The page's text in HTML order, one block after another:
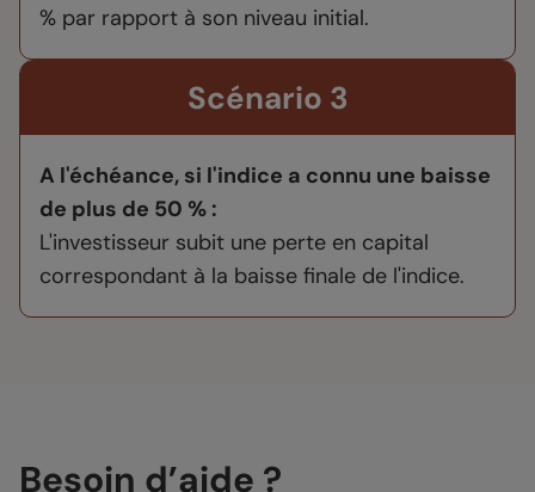
% par rapport à son niveau initial.
Scénario 3
A l'échéance, si l'indice a connu une baisse
de plus de 50 % :
L'investisseur subit une perte en capital
correspondant à la baisse finale de l'indice.
Besoin d’aide ?